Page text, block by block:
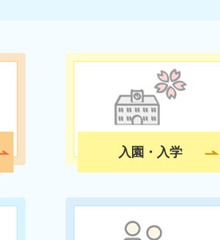
入園・入学